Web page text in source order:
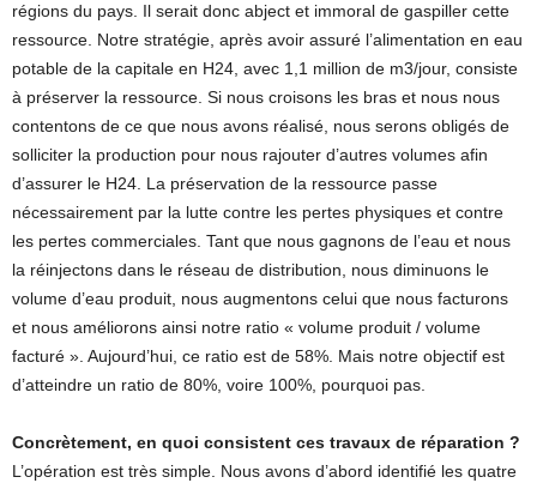
régions du pays. Il serait donc abject et immoral de gaspiller cette
ressource. Notre stratégie, après avoir assuré l’alimentation en eau
potable de la capitale en H24, avec 1,1 million de m3/jour, consiste
à préserver la ressource. Si nous croisons les bras et nous nous
contentons de ce que nous avons réalisé, nous serons obligés de
solliciter la production pour nous rajouter d’autres volumes afin
d’assurer le H24. La préservation de la ressource passe
nécessairement par la lutte contre les pertes physiques et contre
les pertes commerciales. Tant que nous gagnons de l’eau et nous
la réinjectons dans le réseau de distribution, nous diminuons le
volume d’eau produit, nous augmentons celui que nous facturons
et nous améliorons ainsi notre ratio « volume produit / volume
facturé ». Aujourd’hui, ce ratio est de 58%. Mais notre objectif est
d’atteindre un ratio de 80%, voire 100%, pourquoi pas.
Concrètement, en quoi consistent ces travaux de réparation ?
L’opération est très simple. Nous avons d’abord identifié les quatre